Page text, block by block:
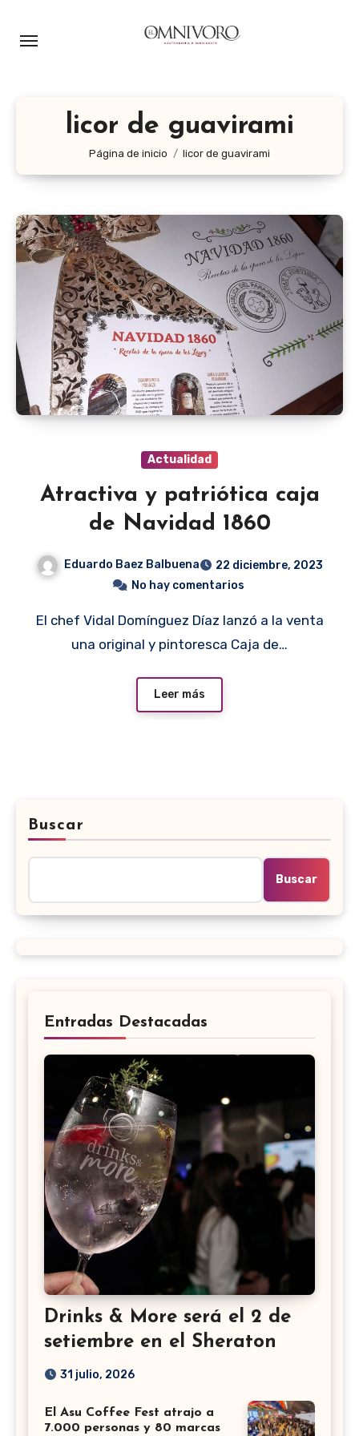
licor de guavirami
Página de inicio licor de guavirami
Actualidad
Atractiva y patriótica caja
de Navidad 1860
Eduardo Baez Balbuena
22 diciembre, 2023
No hay comentarios
El chef Vidal Domínguez Díaz lanzó a la venta
una original y pintoresca Caja de…
Leer más
Buscar
Buscar
Entradas Destacadas
Drinks & More será el 2 de
setiembre en el Sheraton
31 julio, 2026
El Asu Coffee Fest atrajo a
7.000 personas y 80 marcas